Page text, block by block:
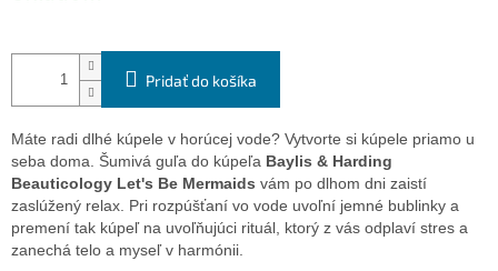
Pridať do košíka
Máte radi dlhé kúpele v horúcej vode? Vytvorte si kúpele priamo u
seba doma. Šumivá guľa do kúpeľa Baylis & Harding
Beauticology Let's Be Mermaids vám po dlhom dni zaistí
zaslúžený relax. Pri rozpúšťaní vo vode uvoľní jemné bublinky a
premení tak kúpeľ na uvoľňujúci rituál, ktorý z vás odplaví stres a
zanechá telo a myseľ v harmónii.